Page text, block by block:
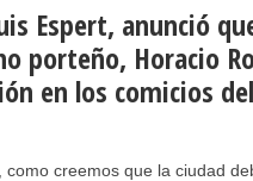
Espert, anunció
porteño, Horacio
en los comicios
creemos que la ciudad